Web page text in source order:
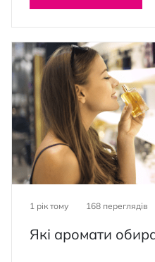
1 рік тому 168 переглядів
Які аромати